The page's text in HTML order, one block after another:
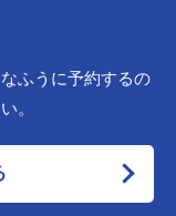
ふうに予約するの
。